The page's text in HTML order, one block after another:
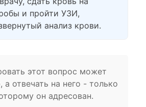
и пройти УЗИ,
анализ крови.
этот вопрос может
а отвечать на него - только
он адресован.